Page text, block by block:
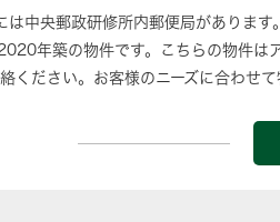
は中央郵政研修所内郵便局がありま
年築の物件です。こちらの物件
ください。お客様のニーズに合わせて